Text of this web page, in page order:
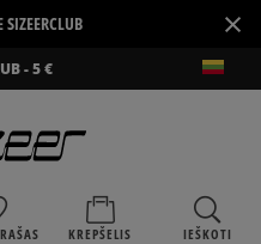
×
- 5 €
KREPŠELIS IEŠKOTI